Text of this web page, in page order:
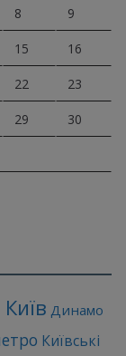
8 9
15 16
22 23
29 30
Динамо
Київські